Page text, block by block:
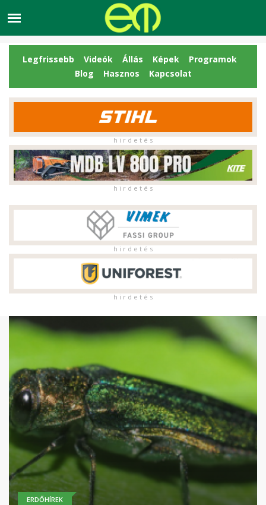
Legfrissebb Videók Állás Képek
Programok
Blog
Hasznos Kapcsolat
h i r d e t é s
h i r d e t é s
h i r d e t é s
h i r d e t é s
ERDŐHÍREK